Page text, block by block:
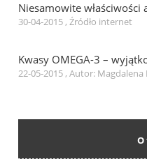
Niesamowite właściwości
30-04-2015 , Źródło internet
Kwasy OMEGA-3 –
22-05-2015 , Autor: Magdalena